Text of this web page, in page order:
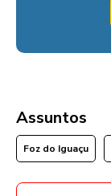
Assuntos
Foz do Iguaçu